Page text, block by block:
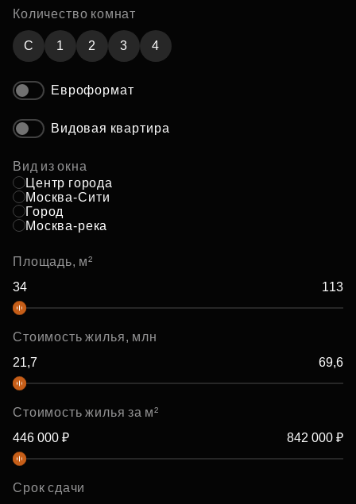
Количество комнат
C 1 2 3 4
Евроформат
Видовая квартира
Вид из окна
Центр города
Москва-Сити
Город
Москва-река
Площадь, м²
Стоимость жилья, млн
Стоимость жилья за м²
Срок сдачи